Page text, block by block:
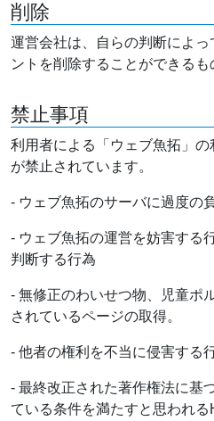
削除
運営会社は、自らの判断によ
ントを削除することができるも
禁止事項
利用者による「ウェブ魚拓」
が禁止されています。
- ウェブ魚拓のサーバに過度の
- ウェブ魚拓の運営を妨害する
判断する行為
- 無修正のわいせつ物、児童ポ
されているページの取得。
- 他者の権利を不当に侵害する
- 最終改正された著作権法に基
ている条件を満たすと思われ